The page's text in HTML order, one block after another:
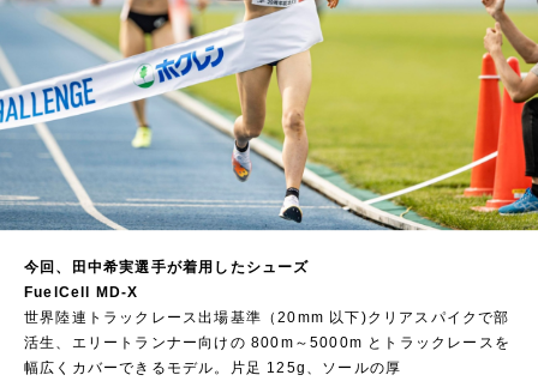
今回、田中希実選手が着用したシューズ
FuelCell MD-X
世界陸連トラックレース出場基準（20mm 以下)クリアスパイクで部
活生、エリートランナー向けの 800m～5000m とトラックレースを
幅広くカバーできるモデル。片足 125g、ソールの厚